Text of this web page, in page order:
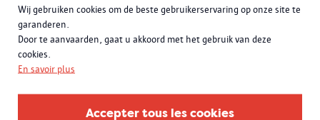
Wij gebruiken cookies om de beste gebruikerservaring op onze site te
garanderen.
Door te aanvaarden, gaat u akkoord met het gebruik van deze
cookies.
En savoir plus
Accepter tous les cookies